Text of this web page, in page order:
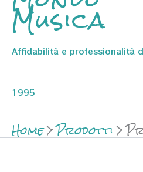
Musica
Affidabilità e professionalità
1995
Home Prodotti